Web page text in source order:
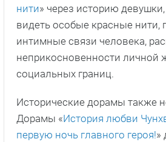
нити» через историю
видеть особые красные
интимные связи человека,
неприкосновенности личной
социальных границ.
Исторические дорамы также
Дорамы «История любви
первую ночь главного героя!»